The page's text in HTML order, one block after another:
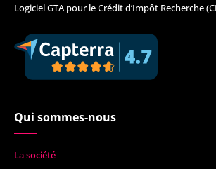
Logiciel GTA pour le Crédit d’Impôt Recherche
Qui sommes-nous
La société